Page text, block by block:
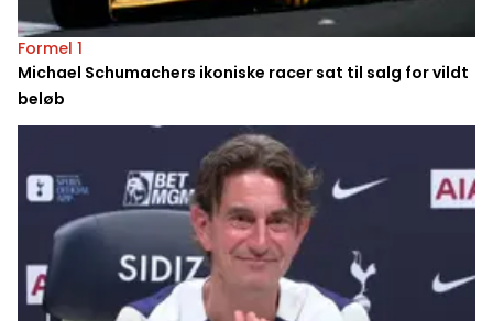
Formel 1
Michael Schumachers ikoniske racer sat til salg for vildt
beløb